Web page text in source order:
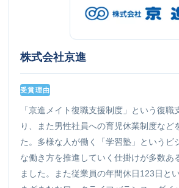
株式会社京進
受賞理由
「京進メイト復職支援制度」という復職
り、また男性社員への育児休業制度など
た。多様な人が働く「学習塾」というビ
な働き方を推進していく仕掛けが多数あ
ました。また従業員の年間休日123日と